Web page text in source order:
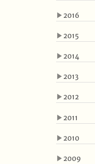
▶ 2016
▶ 2015
▶ 2014
▶ 2013
▶ 2012
▶ 2011
▶ 2010
▶ 2009